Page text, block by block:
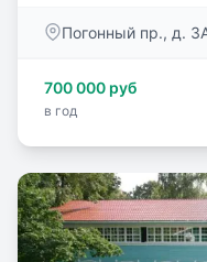
познанию
Погонный пр., д.
700 000 руб
в год